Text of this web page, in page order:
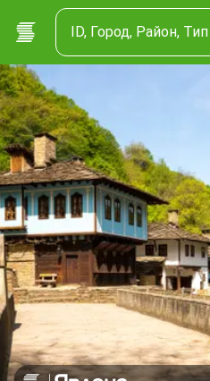
ID, Город, Район,